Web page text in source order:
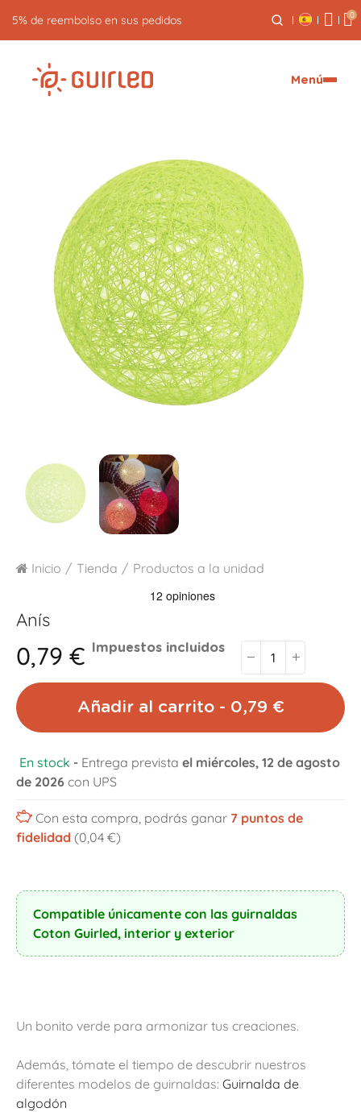
5% de reembolso en sus pedidos 0
Menú
Inicio Tienda Productos a la unidad
Anís
0,79 € Impuestos incluidos
Añadir al carrito - 0,79 €
En stock - Entrega prevista el miércoles, 12 de agosto
de 2026 con UPS
Con esta compra, podrás ganar 7puntos de
fidelidad (0,04 €)
Compatible únicamente con las guirnaldas
Coton Guirled, interior y exterior
Un bonito verde para armonizar tus creaciones.
Además, tómate el tiempo de descubrir nuestros
diferentes modelos de guirnaldas: Guirnalda de
algodón